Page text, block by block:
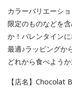
カラーバリエーシ
限定のものなどを
か！バレンタイン
最適♪ラッピングか
どれから食べよう
【店名】Chocolat